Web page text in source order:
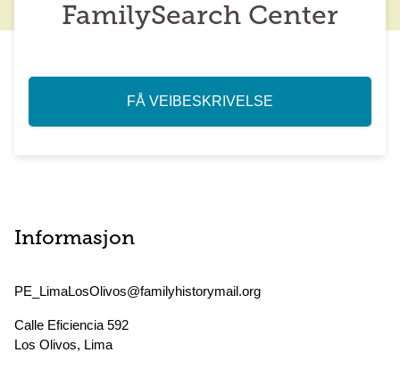
FamilySearch Center
FÅ VEIBESKRIVELSE
Informasjon
PE_LimaLosOlivos@familyhistorymail.org
Calle Eficiencia 592
Los Olivos, Lima